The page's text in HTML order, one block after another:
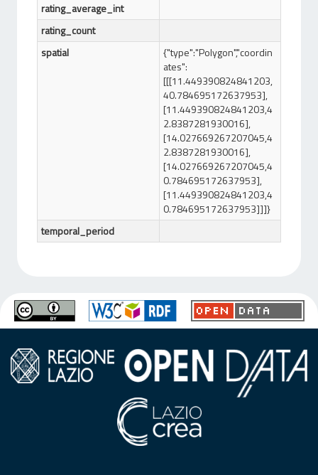
rating_average_int
rating_count
spatial
{"type":"Polygon","coordin
ates":
[[[11.449390824841203,
40.784695172637953],
[11.449390824841203,4
2.8387281930016],
[14.027669267207045,4
2.8387281930016],
[14.027669267207045,4
0.784695172637953],
[11.449390824841203,4
0.784695172637953]]]}
temporal_period